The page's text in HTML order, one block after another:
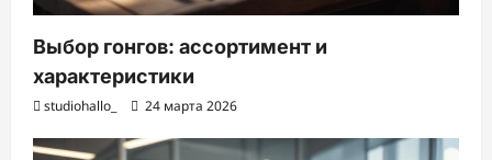
Выбор гонгов: ассортимент и
характеристики
studiohallo_ 24 марта 2026